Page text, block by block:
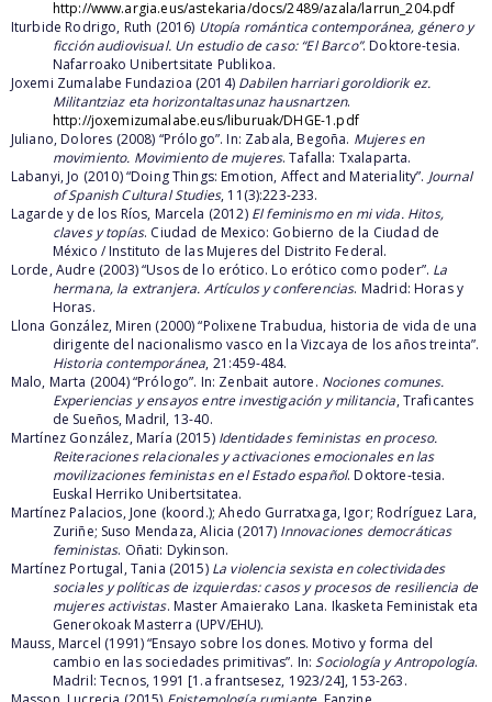
http://www.argia.eus/aste­karia/docs­/2489/­aza­la/larrun_204.pdf
Iturbide Rodrigo, Ruth (2016) Utopía romántica contemporánea, género y
ficción audiovisual. Un estudio de caso: “El Barco”. Doktore-tesia.
Nafarroako Unibertsitate Publikoa.
Joxemi Zumalabe Fundazioa (2014) Dabilen harriari goroldiorik ez.
Militantziaz eta horizontaltasunaz hausnartzen.
http://joxemizumalabe.eus/liburuak/DHGE-1.pdf
Juliano, Dolores (2008) “Prólogo”. In: Zabala, Begoña. Mujeres en
movimiento. Movimiento de mujeres.Tafalla: Txalaparta.
Labanyi, Jo (2010) “Doing Things: Emotion, Affect and Materiality”. Journal
of Spanish Cultural Studies, 11(3):223-233.
Lagarde y de los Ríos, Marcela (2012) El feminismo en mi vida. Hitos,
claves y topías. Ciudad de Mexico: Gobierno de la Ciudad de
México / Instituto de las Mujeres del Distrito Federal.
Lorde, Audre (2003) “Usos de lo erótico. Lo erótico como poder”. La
hermana, la extranjera. Artículos y conferencias. Madrid: Horas y
Horas.
Llona González, Miren (2000) “Polixene Trabudua, historia de vida de una
dirigente del nacionalismo vasco en la Vizcaya de los años treinta”.
Historia contemporánea, 21:459-484.
Malo, Marta (2004) “Prólogo”. In: Zenbait autore. Nociones comunes.
Experiencias y ensayos entre investigación y militancia, Traficantes
de Sueños, Madril, 13-40.
Martínez González, María (2015) Identidades feministas en proceso.
Reiteraciones relacionales y activaciones emocionales en las
movilizaciones feministas en el Estado español. Doktore-tesia.
Euskal Herriko Unibertsitatea.
Martínez Palacios, Jone (koord.); Ahedo Gurratxaga, Igor; Rodríguez Lara,
Zuriñe; Suso Mendaza, Alicia (2017) Innovaciones democráticas
feministas. Oñati: Dykinson.
Martínez Portugal, Tania (2015) La violencia sexista en colectividades
sociales y políticas de izquierdas: casos y procesos de resiliencia de
mujeres activistas. Master Amaierako Lana. Ikasketa Feministak eta
Generokoak Masterra (UPV/EHU).
Mauss, Marcel (1991) “Ensayo sobre los dones. Motivo y forma del
cambio en las sociedades primitivas”. In:Sociología y Antropología.
Madril: Tecnos, 1991 [1.a frantsesez, 1923/24], 153-263.